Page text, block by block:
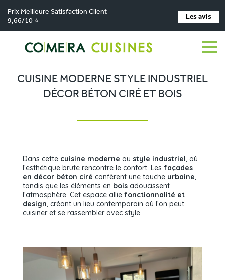
Prix Meilleure Satisfaction Client
9,66/10 ⭐
Les avis
Comera Cuisines > Nos magasins de cuisine > Cuisiniste MONTBRISON >
Réalisations > Cuisine moderne style industriel décor béton ciré et bois
CUISINE MODERNE STYLE INDUSTRIEL
DÉCOR BÉTON CIRÉ ET BOIS
Dans cette cuisine moderne au style industriel, où
l’esthétique brute rencontre le confort. Les façades
en décor béton ciré confèrent une touche urbaine,
tandis que les éléments en bois adoucissent
l’atmosphère. Cet espace allie fonctionnalité et
design, créant un lieu contemporain où l’on peut
cuisiner et se rassembler avec style.